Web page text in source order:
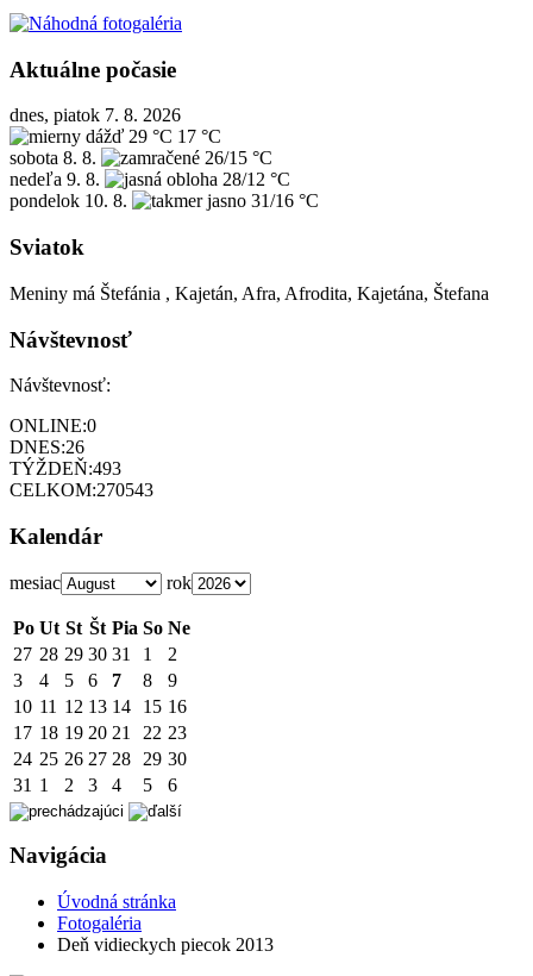
Aktuálne počasie
dnes, piatok 7. 8. 2026
29 °C 17 °C
sobota 8. 8.
26/15 °C
nedeľa 9. 8.
28/12 °C
pondelok 10. 8. 31/16 °C
Sviatok
Meniny má Štefánia , Kajetán, Afra, Afrodita, Kajetána, Štefana
Návštevnosť
Návštevnosť:
ONLINE:0
DNES:26
TÝŽDEŇ:493
CELKOM:270543
Kalendár
mesiac rok
Po Ut St Št Pia So Ne
27 28 29 30 31 1
2
3
4 5 6 7 8
9
10 11 12 13 14 15 16
17 18 19 20 21 22 23
24 25 26 27 28 29 30
31 1 2 3 4 5 6
Navigácia
Úvodná stránka
Fotogaléria
Deň vidieckych piecok 2013